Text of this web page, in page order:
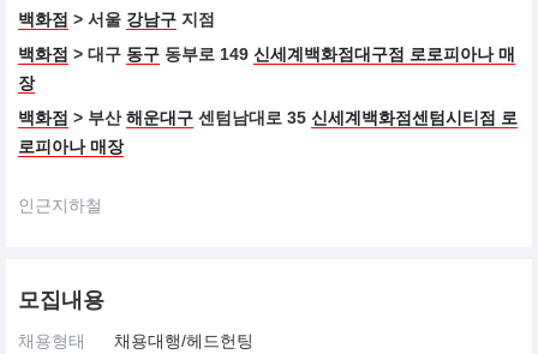
백화점 > 서울 강남구 지점
백화점 > 대구 동구 동부로 149 신세계백화점대구점 로로피아나 매
장
백화점 > 부산해운대구 센텀남대로 35 신세계백화점센텀시티점 로
로피아나 매장
인근지하철
모집내용
채용형태 채용대행/헤드헌팅